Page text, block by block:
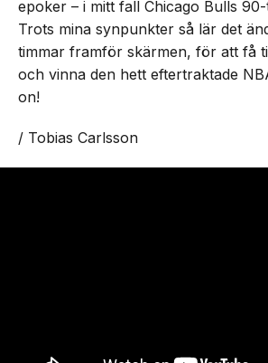
epoker – i mitt fall Chicago Bulls
Trots mina synpunkter så lär det
timmar framför skärmen, för att få
och vinna den hett eftertraktade
on!
/ Tobias Carlsson